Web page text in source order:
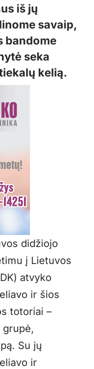
iš jų
savaip,
bandome
seka
kelią.
didžiojo
į Lietuvos
atvyko
ir šios
totoriai –
Su jų
ir